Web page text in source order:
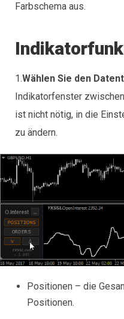
Farbschema aus.
1.Wählen Sie den
Indikatorfenster
ist nicht nötig, in die
zu ändern.
Positionen – die
Positionen.